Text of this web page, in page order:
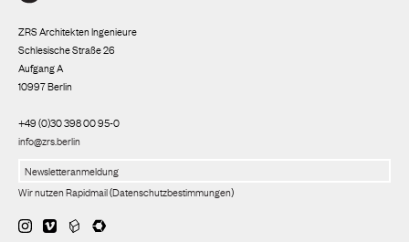
ZRS Architekten Ingenieure
Schlesische Straße 26
Aufgang A
10997 Berlin
+49 (0)30 398 00 95-0
info@zrs.berlin
Wir nutzen Rapidmail(Datenschutzbestimmungen)